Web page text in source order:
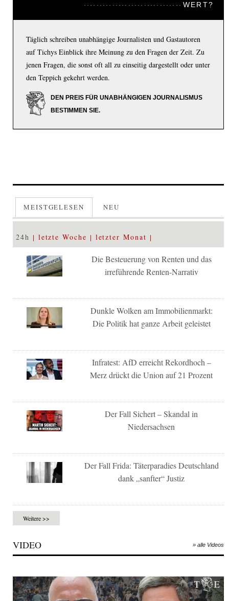
WERT?
Täglich schreiben unabhängige Journalisten und Gastautoren
auf Tichys Einblick ihre Meinung zu den Fragen der Zeit. Zu
jenen Fragen, die sonst oft all zu einseitig dargestellt oder unter
den Teppich gekehrt werden.
DEN PREIS FÜR UNABHÄNGIGEN JOURNALISMUS
BESTIMMEN SIE.
MEISTGELESEN NEU
24h letzte Woche letzter Monat
Die Besteuerung von Renten und das
irreführende Renten-Narrativ
Dunkle Wolken am Immobilienmarkt:
Die Politik hat ganze Arbeit geleistet
Infratest: AfD erreicht Rekordhoch –
Merz drückt die Union auf 21 Prozent
Der Fall Sichert – Skandal in
Niedersachsen
Der Fall Frida: Täterparadies Deutschland
dank „sanfter“ Justiz
Weitere >>
VIDEO » alle Videos